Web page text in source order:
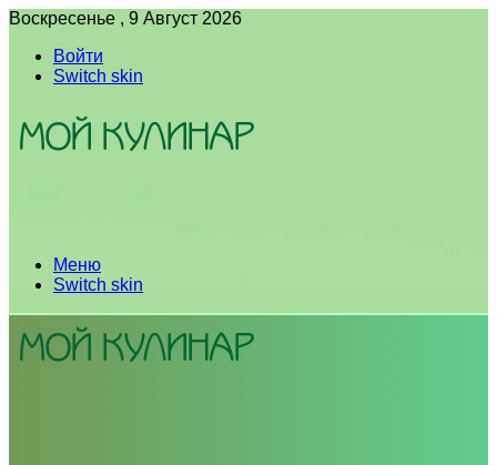
Воскресенье , 9 Август 2026
Войти
Switch skin
Меню
Switch skin